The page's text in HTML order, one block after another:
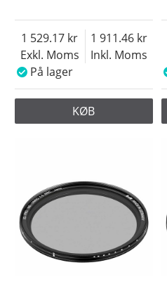
Exkl. Moms
1 529.17
Inkl. Moms
1 911.46
På lager
KØB